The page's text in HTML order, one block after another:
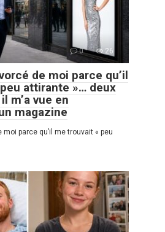
0 26
de moi parce qu’il
attirante »… deux
m’a vue en
magazine
parce qu’il me trouvait « peu